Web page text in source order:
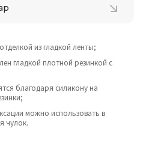
из гладкой ленты;
гладкой плотной резинкой с
благодаря силикону на
можно использовать в
чулок.